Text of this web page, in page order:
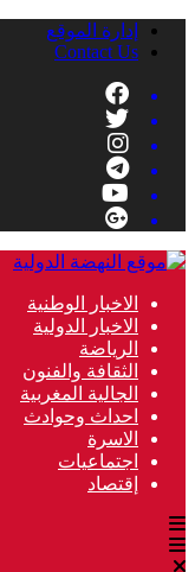
إدارة الموقع
Contact Us
الاخبار الوطنية
الاخبار الدولية
الرياضة
الثقافة والفنون
الجالية المغربية
احداث وحوادث
الاسرة
اجتماعيات
إقتصاد